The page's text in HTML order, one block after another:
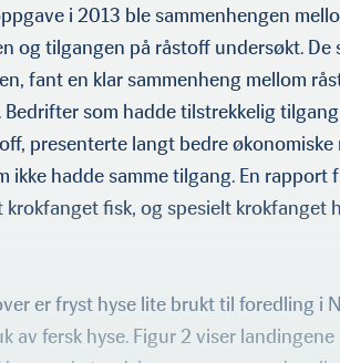
i 2013 ble sammenhengen
og tilgangen på råstoff undersøkt. De
fant en klar sammenheng mellom
Bedrifter som hadde tilstrekkelig
presenterte langt bedre økonomis­ke
ikke hadde samme tilgang. En rapport
krokfanget fisk, og spesielt krokfanget
er fryst hyse lite brukt til foredling i
av fersk hyse. Figur 2 viser